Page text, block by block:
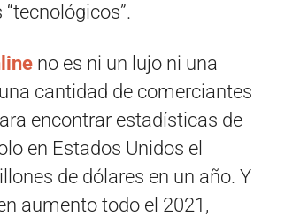
no es ni un lujo ni una
cantidad de comerciantes
encontrar estadísticas de
en Estados Unidos el
de dólares en un año. Y
aumento todo el 2021,